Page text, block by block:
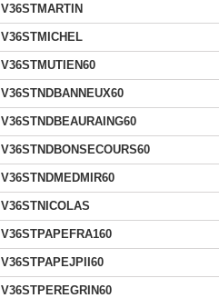
V36STMARTIN
V36STMICHEL
V36STMUTIEN60
V36STNDBANNEUX60
V36STNDBEAURAING60
V36STNDBONSECOURS60
V36STNDMEDMIR60
V36STNICOLAS
V36STPAPEFRA160
V36STPAPEJPII60
V36STPEREGRIN60